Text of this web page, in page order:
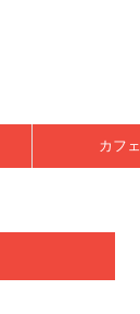
カフェ